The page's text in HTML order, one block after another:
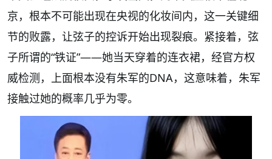
京，根本不可能出现在央视的化妆间内，这一关键细
节的败露，让弦子的控诉开始出现裂痕。紧接着，弦
子所谓的“铁证”——她当天穿着的连衣裙，经官方权
威检测，上面根本没有朱军的DNA，这意味着，朱军
接触过她的概率几乎为零。